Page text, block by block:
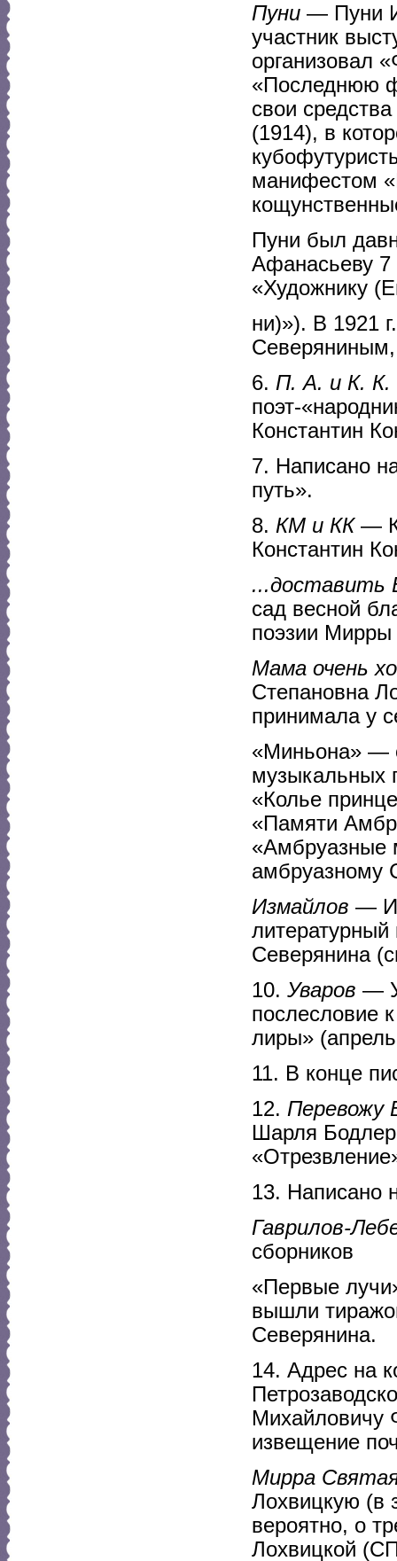
Пуни — Пуни
участник
организовал
«Последнюю
свои
(1914), в
манифестом
Пуни был
Афанасьеву 7
«Художнику
ни)»). В 1921
6. П. А. и К. К.
поэт-
Константин
7. Написано
путь».
8. КМ и КК—
Константин
...доставить
сад весной
поэзии Мирры
Мама очень
Степановна
принимала у
«Миньона» —
музыкальных
«Колье
«Памяти
«Амбруазные
амбруазному
Измайлов —
литературный
Северянина
10. Уваров —
послесловие
лиры»
11. В конце
12. Перевожу
Шарля
13. Написано
Гаврилов-
сборников
«Первые
вышли
Северянина.
14. Адрес на
Михайловичу
извещение
Мирра
Лохвицкую (в
вероятно, о
Лохвицкой